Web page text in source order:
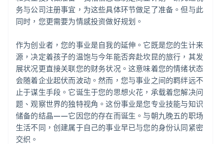
务与公司注册事宜，为这些具体环节做足了准备。但与此
同时，您更需要为情感投资做好规划。
作为创业者，您的事业是自我的延伸。它既是您的生计来
源，决定着孩子的温饱与今年能否奔赴坎昆的旅行，其发
展状况更直接关联您的财务状况。这意味着您的情绪状态
会随着企业起伏而波动。然而，您与事业之间的羁绊远不
止于谋生手段。它诞生于您的思想火花，承载着您解决问
题、观察世界的独特视角。这份事业是您专业技能与知识
储备的结晶——它因您的存在而诞生。与朝九晚五的职场
生活不同，创建属于自己的事业早已与您的身份认同紧密
交织。